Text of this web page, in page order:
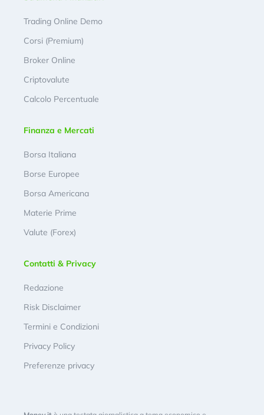
Trading Online Demo
Corsi (Premium)
Broker Online
Criptovalute
Calcolo Percentuale
Finanza e Mercati
Borsa Italiana
Borse Europee
Borsa Americana
Materie Prime
Valute (Forex)
Contatti & Privacy
Redazione
Risk Disclaimer
Termini e Condizioni
Privacy Policy
Preferenze privacy